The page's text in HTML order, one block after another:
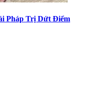
Pháp Trị Dứt Điểm